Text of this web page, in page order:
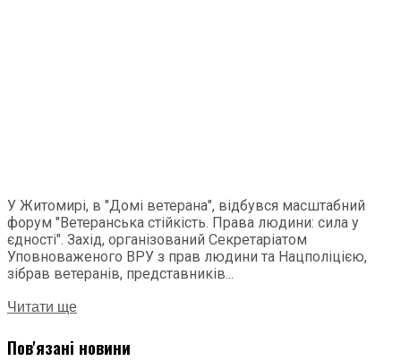
У Житомирі, в "Домі ветерана", відбувся масштабний
форум "Ветеранська стійкість. Права людини: сила у
єдності". Захід, організований Секретаріатом
Уповноваженого ВРУ з прав людини та Нацполіцією,
зібрав ветеранів, представників...
Читати ще
Пов'язані новини